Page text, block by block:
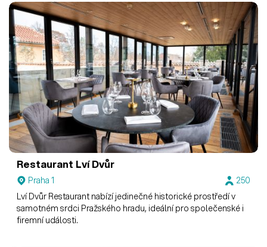
Restaurant Lví Dvůr
Praha 1
250
Lví Dvůr Restaurant nabízí jedinečné historické prostředí v
samotném srdci Pražského hradu, ideální pro společenské i
firemní události.